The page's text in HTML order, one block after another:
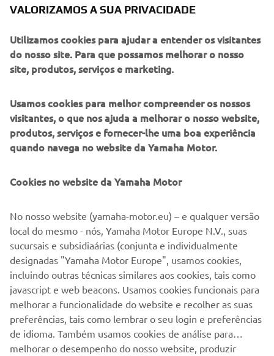
geral para o próximo nível.
Lucas Mahias conquistou para a Yamaha o seu primeiro
título de WorldSSP em quatro anos, com uma vitória na
temporada de 2017.
VALORIZAMOS A SUA PRIVACIDADE
Utilizamos cookies para ajudar a entender os visitantes
do nosso site. Para que possamos melhorar o nosso
site, produtos, serviços e marketing.
Usamos cookies para melhor compreender os nossos
visitantes, o que nos ajuda a melhorar o nosso website,
produtos, serviços e fornecer-lhe uma boa experiência
quando navega no website da Yamaha Motor.
Cookies no website da Yamaha Motor
No nosso website (yamaha-motor.eu) – e qualquer versão
local do mesmo - nós, Yamaha Motor Europe N.V., suas
sucursais e subsidiaárias (conjunta e individualmente
designadas "Yamaha Motor Europe", usamos cookies,
incluindo outras técnicas similares aos cookies, tais como
javascript e web beacons. Usamos cookies funcionais para
melhorar a funcionalidade do website e recolher as suas
preferências, tais como lembrar o seu login e preferências
de idioma. Também usamos cookies de análise para
melhorar o desempenho do nosso website, produzir